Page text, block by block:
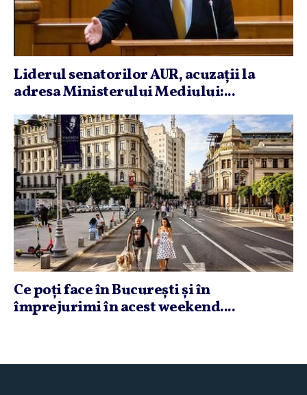
Liderul senatorilor AUR, acuzaţii la
adresa Ministerului Mediului:...
Ce poţi face în Bucureşti şi în
împrejurimi în acest weekend....